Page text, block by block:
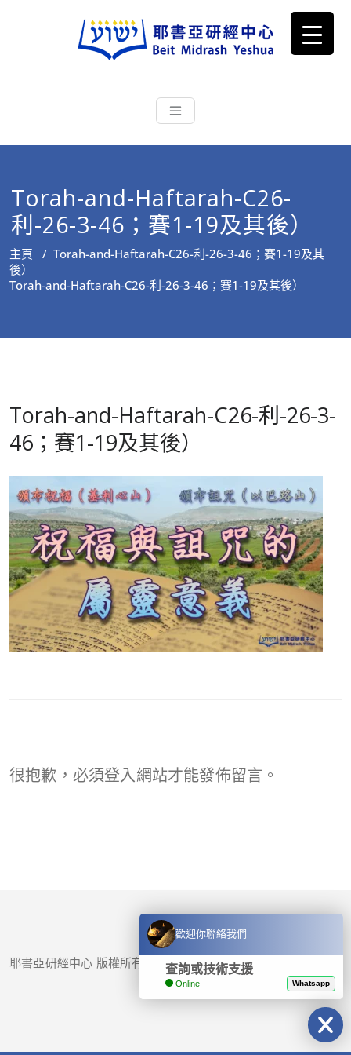
耶書亞研經中心
根源明白聖經，成為更好的門徒
Torah-and-Haftarah-C26-
利-26-3-46；賽1-19及其後）
主頁 / Torah-and-Haftarah-C26-利-26-3-46；賽1-19及其
後）
Torah-and-Haftarah-C26-利-26-3-46；賽1-19及其後）
Torah-and-Haftarah-C26-利-26-3-
46；賽1-19及其後）
很抱歉，必須登入網站才能發佈留言。
耶書亞研經中心 版權所有 © 2017-2026
歡迎你聯絡我們
查詢或技術支援
Online Whatsapp